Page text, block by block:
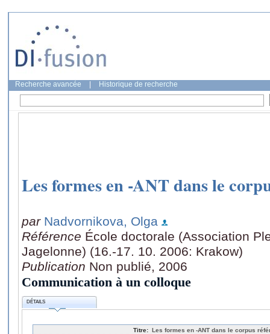
Recherche avancée Historique de recherche
Les formes en -ANT dans le
par Nadvornikova, Olga
Référence École doctorale (Association
Jagelonne) (16.-17. 10. 2006: Krakow)
Publication Non publié, 2006
Communication à un colloque
DÉTAILS
Titre: Les formes en -ANT dans le corpus